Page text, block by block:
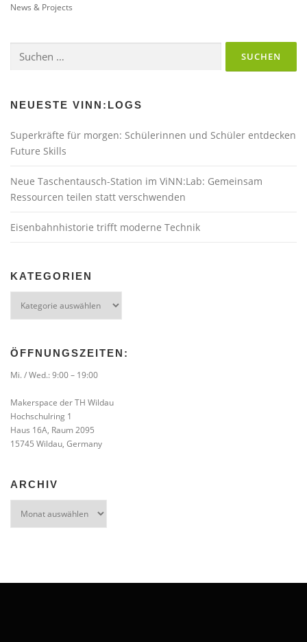
News & Projects
nach:
NEUESTE VINN:LOGS
Superkräfte für morgen: Schülerinnen und Schüler entdecken
Future Skills
Neue Taschentausch-Station im ViNN:Lab: Gemeinsam
Ressourcen teilen statt verschwenden
Eisenbahnhistorie trifft moderne Technik
KATEGORIEN
ÖFFNUNGSZEITEN:
Mi. / Wed.: 9:00 – 19:00
Makerspace der TH Wildau
Hochschulring 1
Haus 16A, Raum 2095
15745 Wildau, Germany
ARCHIV